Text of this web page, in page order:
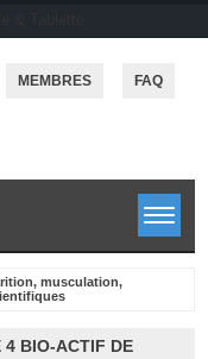
MEMBRES FAQ
musculation,
4 BIO-ACTIF DE